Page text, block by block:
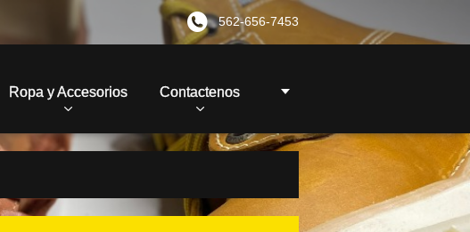
562-656-7453
Ropa y Accesorios Contactenos